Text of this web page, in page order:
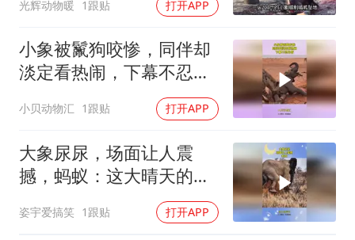
光辉动物暖 1跟贴 打开APP
小象被鬣狗咬惨，同伴却
淡定看热闹，下幕不忍心
小贝动物汇 1跟贴 打开APP
大象尿尿，场面让人震
撼，蚂蚁：这大晴天的居
姿宇爱搞笑 1跟贴 打开APP